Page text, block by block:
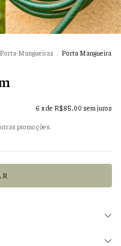
Porta-Mangueiras . Porta Mangueira
6 x de R$85,00 sem juros
promoções.